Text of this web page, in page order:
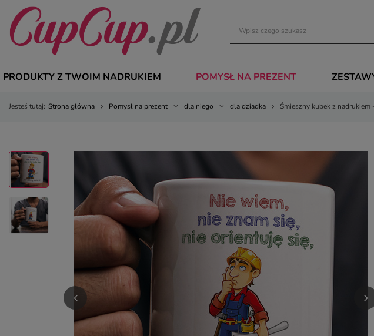
PRODUKTY Z TWOIM NADRUKIEM POMYSŁ NA PREZENT
Jesteś tutaj: Strona główna Pomysł na prezent dla niego dla dziadka Śmieszny kubek z